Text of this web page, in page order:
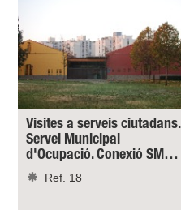
Visites a serveis ciutadans.
Servei Municipal
d'Ocupació. Conexió SM…
Ref. 18